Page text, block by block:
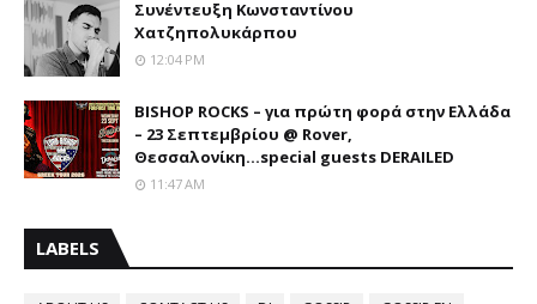
Συνέντευξη Κωνσταντίνου
Χατζηπολυκάρπου
12:04 PM
BISHOP ROCKS – για πρώτη φορά στην Ελλάδα
– 23 Σεπτεμβρίου @ Rover,
Θεσσαλονίκη...special guests DERAILED
11:47 AM
LABELS